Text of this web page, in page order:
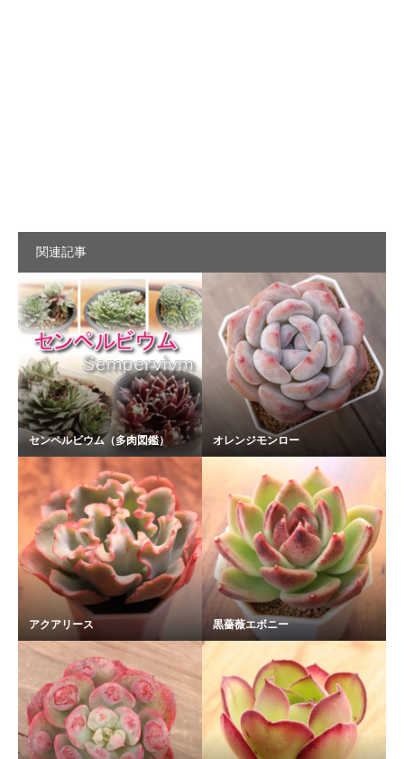
関連記事
センペルビウム（多肉図鑑） オレンジモンロー
アクアリース 黒薔薇エボニー